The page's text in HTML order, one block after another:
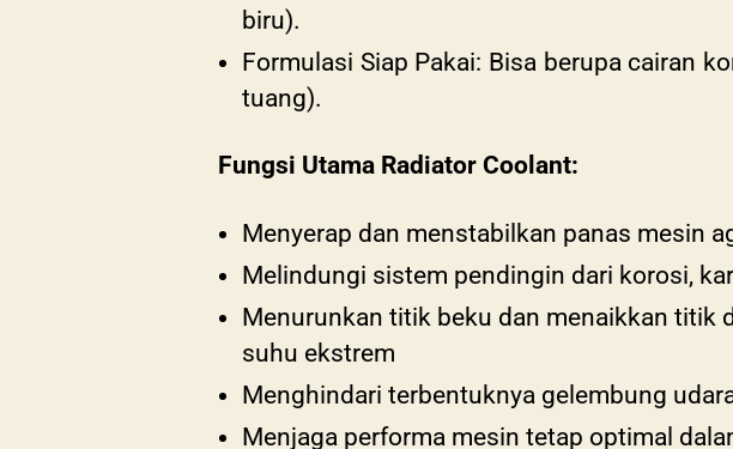
biru).
Formulasi Siap Pakai: Bisa berupa cairan
tuang).
Fungsi Utama Radiator Coolant:
Menyerap dan menstabilkan panas mesin
Melindungi sistem pendingin dari korosi,
Menurunkan titik beku dan menaikkan titik
suhu ekstrem
Menghindari terbentuknya gelembung
Menjaga performa mesin tetap optimal